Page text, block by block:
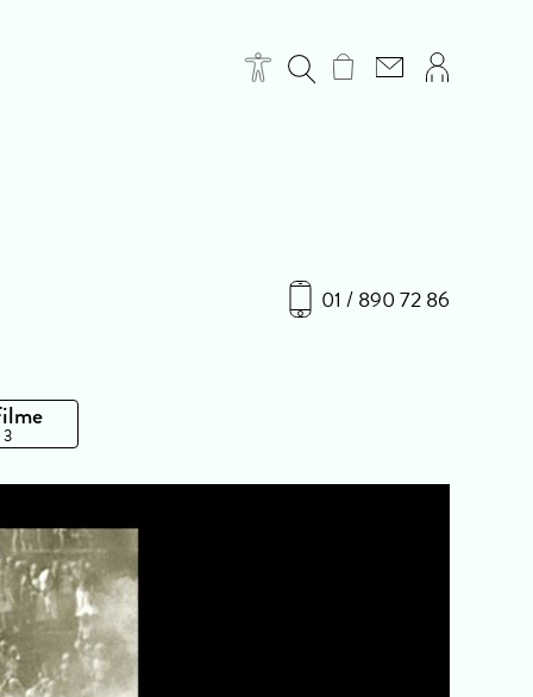
01 / 890 72 86